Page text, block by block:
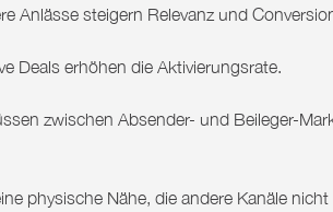
Anlässe steigern Relevanz und
Deals erhöhen die Aktivierungsrate.
zwischen Absender- und Beileger-
physische Nähe, die andere Kanäle nicht